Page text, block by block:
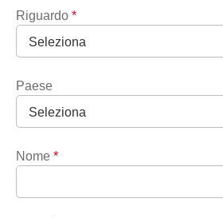
Riguardo *
Paese
Nome *